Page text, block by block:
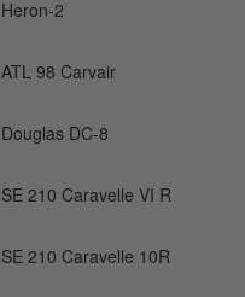
Heron-2
ATL 98 Carvair
Douglas DC-8
SE 210 Caravelle VI R
SE 210 Caravelle 10R